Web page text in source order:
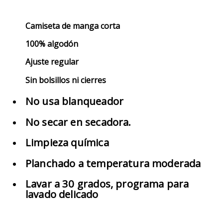
Camiseta de manga corta
100% algodón
Ajuste regular
Sin bolsillos ni cierres
No usa blanqueador
No secar en secadora.
Limpieza química
Planchado a temperatura moderada
Lavar a 30 grados, programa para
lavado delicado